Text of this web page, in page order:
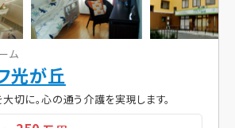
ム
光が丘
切に。心の通う介護を実現します。